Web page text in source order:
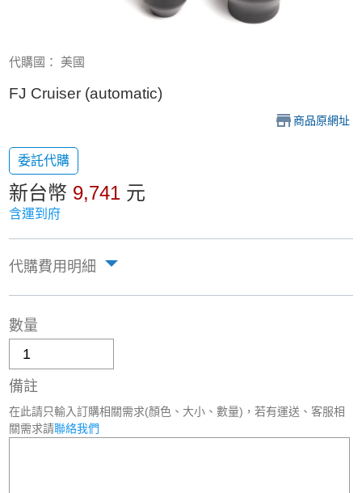
代購國： 美國
FJ Cruiser (automatic)
商品原網址
委託代購
新台幣 9,741 元
含運到府
代購費用明細
數量
備註
在此請只輸入訂購相關需求(顏色、大小、數量)，若有運送、客服相
關需求請聯絡我們